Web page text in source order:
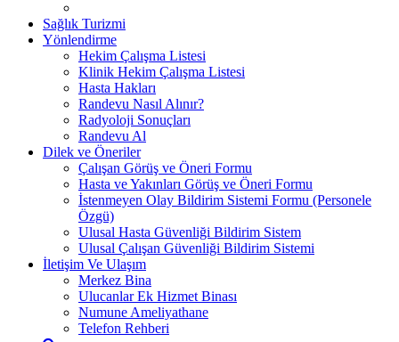
Sağlık Turizmi
Yönlendirme
Hekim Çalışma Listesi
Klinik Hekim Çalışma Listesi
Hasta Hakları
Randevu Nasıl Alınır?
Radyoloji Sonuçları
Randevu Al
Dilek ve Öneriler
Çalışan Görüş ve Öneri Formu
Hasta ve Yakınları Görüş ve Öneri Formu
İstenmeyen Olay Bildirim Sistemi Formu (Personele
Özgü)
Ulusal Hasta Güvenliği Bildirim Sistem
Ulusal Çalışan Güvenliği Bildirim Sistemi
İletişim Ve Ulaşım
Merkez Bina
Ulucanlar Ek Hizmet Binası
Numune Ameliyathane
Telefon Rehberi